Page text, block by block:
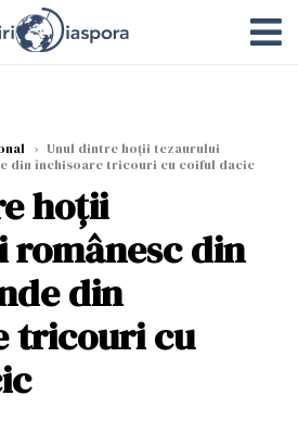
› Unul dintre hoții tezaurului
din închisoare tricouri cu coiful dacic
hoții
din
din
tricouri cu